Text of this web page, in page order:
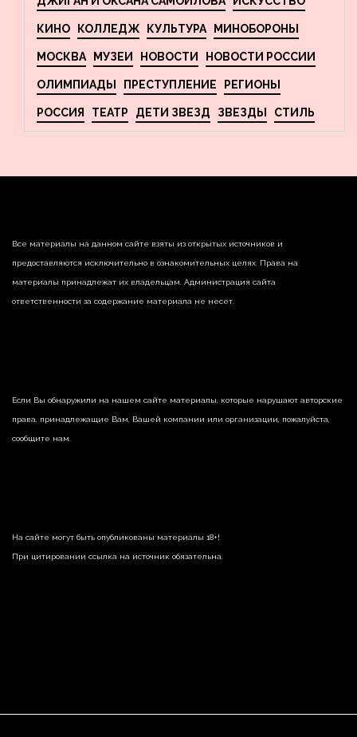
КИНО КОЛЛЕДЖ КУЛЬТУРА МИНОБОРОНЫ
МОСКВА МУЗЕИ НОВОСТИ НОВОСТИ РОССИИ
ОЛИМПИАДЫ ПРЕСТУПЛЕНИЕ РЕГИОНЫ
РОССИЯ ТЕАТР ДЕТИ ЗВЕЗД ЗВЕЗДЫ СТИЛЬ
Все материалы на данном сайте взяты из открытых источников и
предоставляются исключительно в ознакомительных целях. Права на
материалы принадлежат их владельцам. Администрация сайта
ответственности за содержание материала не несет.
Если Вы обнаружили на нашем сайте материалы, которые нарушают авторские
права, принадлежащие Вам, Вашей компании или организации, пожалуйста,
сообщите нам.
На сайте могут быть опубликованы материалы 18+!
При цитировании ссылка на источник обязательна.